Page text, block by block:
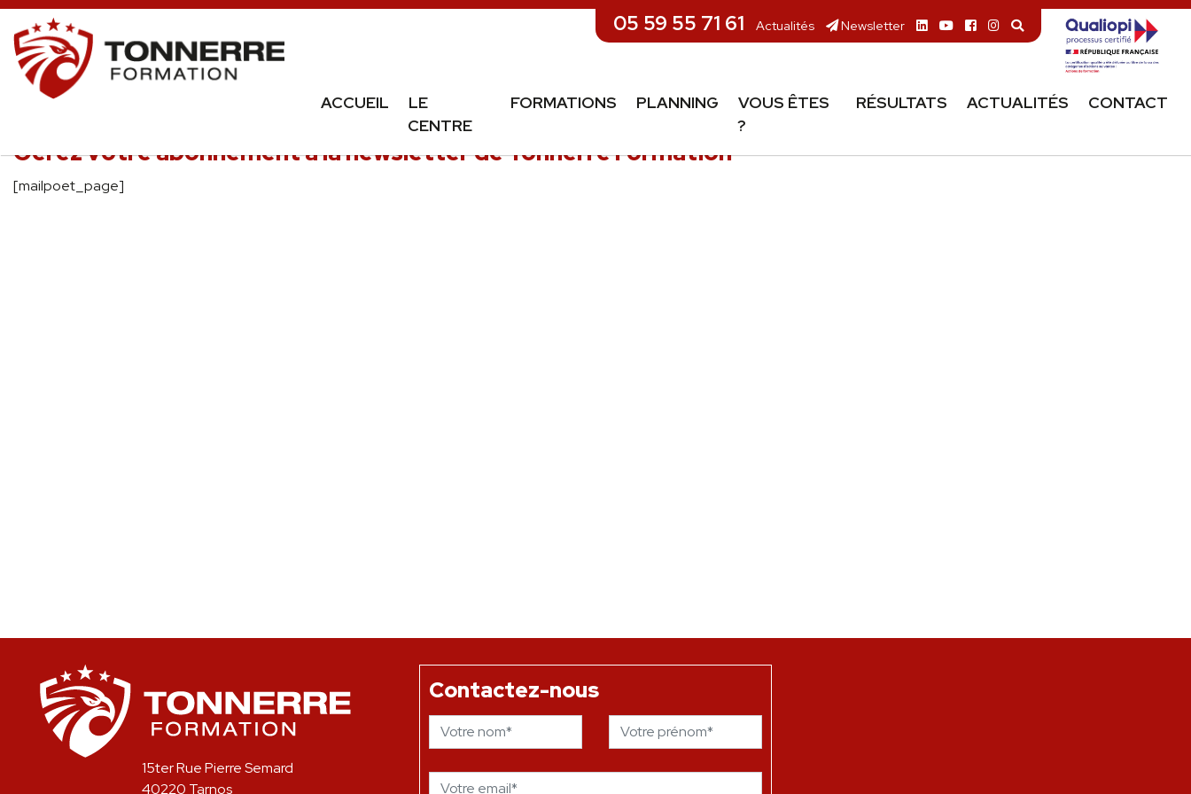
05 59 55 71 61 Actualités Newsletter
ACCUEIL
LE
CENTRE
FORMATIONS PLANNING
VOUS ÊTES
?
RÉSULTATS ACTUALITÉS CONTACT
Gérez votre abonnement à la newsletter de Tonnerre Formation
[mailpoet_page]
15ter Rue Pierre Semard
40220 Tarnos
Contactez-nous